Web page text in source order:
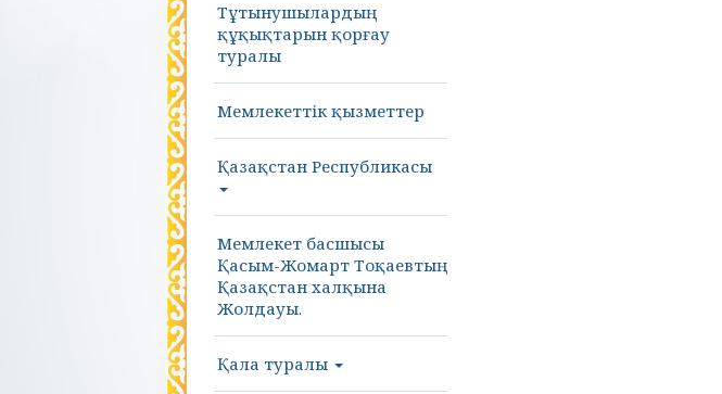
Тұтынушылардың
құқықтарын қорғау
туралы
Мемлекеттік қызметтер
Қазақстан Республикасы
Мемлекет басшысы
Қасым-Жомарт Тоқаевтың
Қазақстан халқына
Жолдауы.
Қала туралы